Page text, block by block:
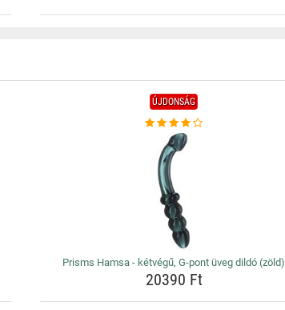
ÚJDONSÁG
Prisms Hamsa - kétvégű, G-pont üveg dildó (zöld)
20390 Ft